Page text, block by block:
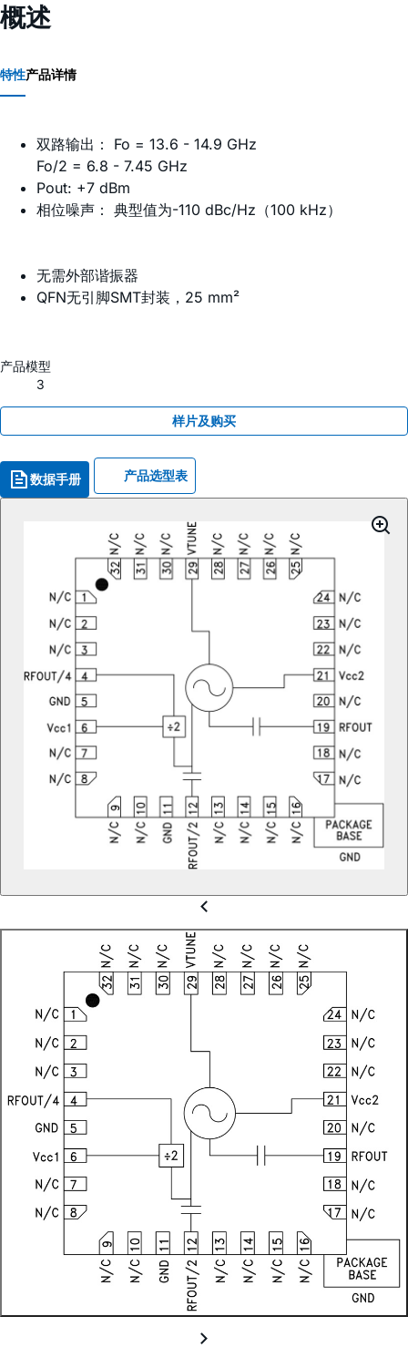
概述
特性产品详情
双路输出： Fo = 13.6 - 14.9 GHz
Fo/2 = 6.8 - 7.45 GHz
Pout: +7 dBm
相位噪声： 典型值为-110 dBc/Hz（100 kHz）
无需外部谐振器
QFN无引脚SMT封装，25 mm²
产品模型
3
样片及购买
数据手册 产品选型表